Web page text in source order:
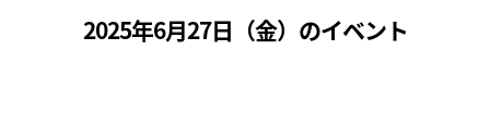
2025年6月27日（金）のイベント